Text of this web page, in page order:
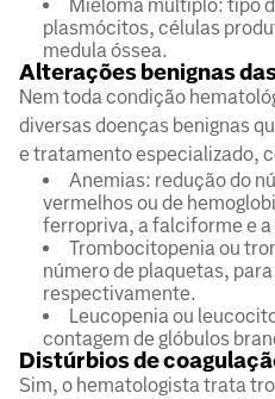
Mieloma múltiplo: tipo
plasmócitos, células
medula óssea.
Alterações benignas
Nem toda condição
diversas doenças benignas
e tratamento especializado,
Anemias: redução do
vermelhos ou de
ferropriva, a falciforme e
Trombocitopenia ou
número de plaquetas,
respectivamente.
Leucopenia ou
contagem de glóbulos
Distúrbios de
Sim, o hematologista trata